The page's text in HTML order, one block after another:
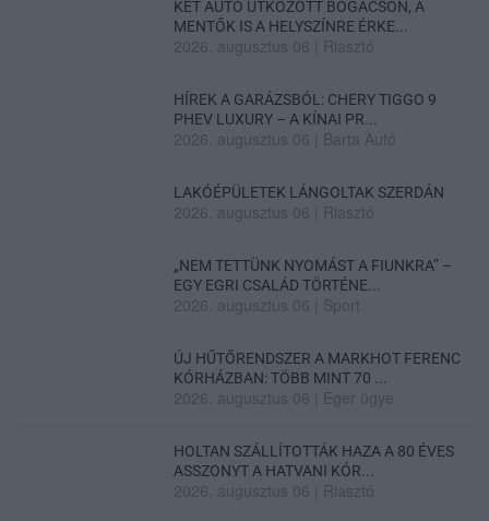
KÉT AUTÓ ÜTKÖZÖTT BOGÁCSON, A
MENTŐK IS A HELYSZÍNRE ÉRKE...
2026. augusztus 06 Riasztó
HÍREK A GARÁZSBÓL: CHERY TIGGO 9
PHEV LUXURY – A KÍNAI PR...
2026. augusztus 06 Barta Autó
LAKÓÉPÜLETEK LÁNGOLTAK SZERDÁN
2026. augusztus 06 Riasztó
„NEM TETTÜNK NYOMÁST A FIUNKRA” –
EGY EGRI CSALÁD TÖRTÉNE...
2026. augusztus 06 Sport
ÚJ HŰTŐRENDSZER A MARKHOT FERENC
KÓRHÁZBAN: TÖBB MINT 70 ...
2026. augusztus 06 Eger ügye
HOLTAN SZÁLLÍTOTTÁK HAZA A 80 ÉVES
ASSZONYT A HATVANI KÓR...
2026. augusztus 06 Riasztó